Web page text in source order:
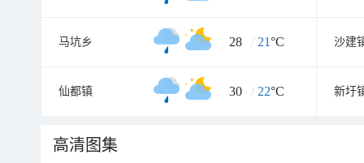
马坑乡 28 / 21°C 沙建
仙都镇 30 / 22°C 新圩
高清图集